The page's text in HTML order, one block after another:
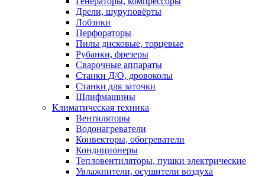
Дрели, шуруповёрты
Лобзики
Перфораторы
Пилы дисковые, торцевые
Рубанки, фрезеры
Сварочные аппараты
Станки Д/О, дровоколы
Станки для заточки
Шлифмашины
Климатическая техника
Вентиляторы
Водонагреватели
Конвекторы, обогреватели
Кондиционеры
Тепловентиляторы, пушки электрические
Увлажнители, осушители воздуха